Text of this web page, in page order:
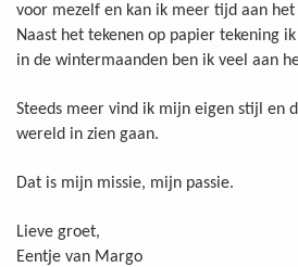
voor mezelf en kan ik meer tijd aan het
Naast het tekenen op papier tekening
in de wintermaanden ben ik veel aan
Steeds meer vind ik mijn eigen stijl en
wereld in zien gaan.
Dat is mijn missie, mijn passie.
Lieve groet,
Eentje van Margo